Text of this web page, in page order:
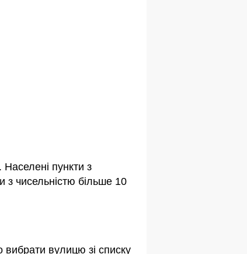
Населені пункти з
з чисельністю більше 10
вулицю зі списку